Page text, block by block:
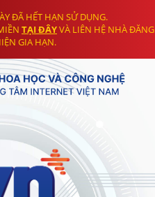
ĐÃ HẾT HẠN SỬ DỤNG.
TẠI ĐÂYVÀ LIÊN HỆ NHÀ ĐĂNG
GIA HẠN.